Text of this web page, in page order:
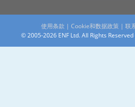
使用条款 | Cookie和数据政策| 联
© 2005-2026 ENF Ltd. All Rights Reserved